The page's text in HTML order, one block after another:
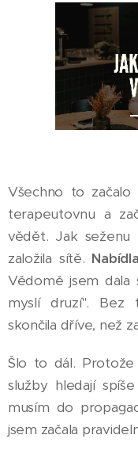
Všechno to
terapeutovnu a
vědět. Jak seženu
založila sítě.
Vědomě jsem
myslí druzí". Bez
skončila dříve, než
Šlo to dál.
služby hledají
musím do
jsem začala